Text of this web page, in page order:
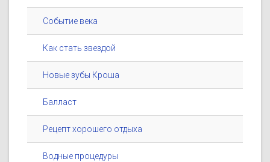
Событие века
Как стать звездой
Новые зубы Кроша
Балласт
Рецепт хорошего отдыха
Водные процедуры